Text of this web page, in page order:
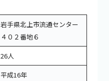
岩手県北上市流通センター
４０２番地６
26人
平成16年